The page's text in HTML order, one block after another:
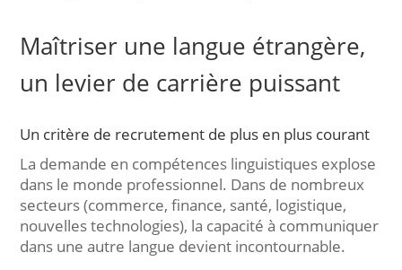
Maîtriser une langue étrangère,
un levier de carrière puissant
Un critère de recrutement de plus en plus courant
La demande en compétences linguistiques explose
dans le monde professionnel. Dans de nombreux
secteurs (commerce, finance, santé, logistique,
nouvelles technologies), la capacité à communiquer
dans une autre langue devient incontournable.